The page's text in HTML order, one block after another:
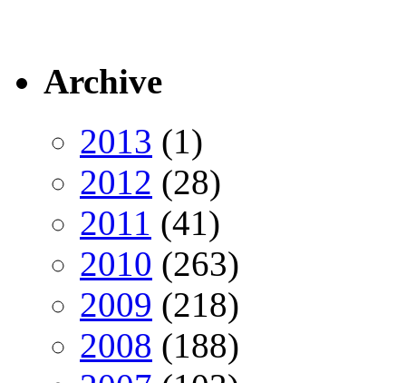
Archive
2013 (1)
2012 (28)
2011 (41)
2010 (263)
2009 (218)
2008 (188)